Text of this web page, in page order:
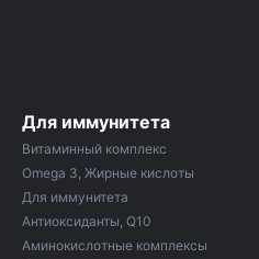
Для иммунитета
Витаминный комплекс
Omega 3, Жирные кислоты
Для иммунитета
Антиоксиданты, Q10
Аминокислотные комплексы